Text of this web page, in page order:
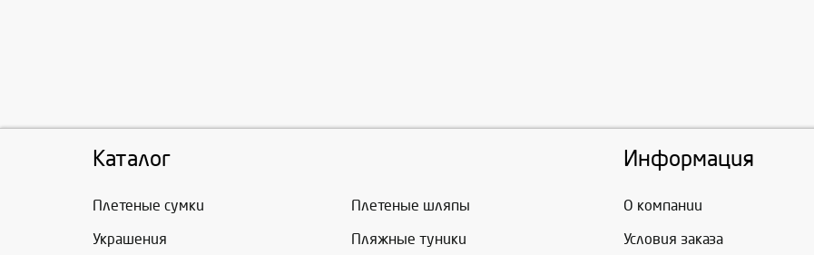
Каталог
Плетеные сумки Плетеные шляпы
Украшения Пляжные туники
Информация
О компании
Условия заказа